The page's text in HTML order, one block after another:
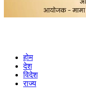
होम
देश
विदेश
राज्य